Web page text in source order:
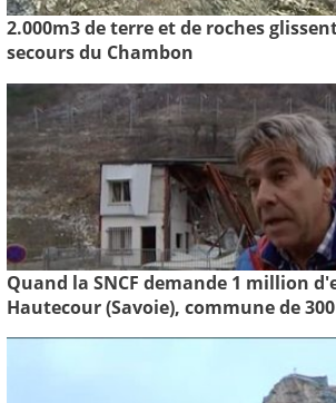
2.000m3 de terre et de roches
secours du Chambon
Quand la SNCF demande 1 million
Hautecour (Savoie), commune de